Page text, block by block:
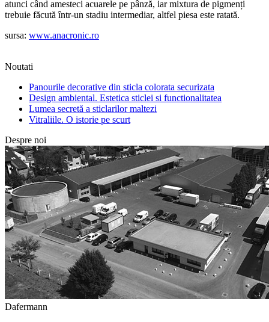
atunci când amesteci acuarele pe pânză, iar mixtura de pigmenți
trebuie făcută într-un stadiu intermediar, altfel piesa este ratată.
sursa: www.anacronic.ro
Noutati
Panourile decorative din sticla colorata securizata
Design ambiental. Estetica sticlei si functionalitatea
Lumea secretă a sticlarilor maltezi
Vitraliile. O istorie pe scurt
Despre noi
Dafermann